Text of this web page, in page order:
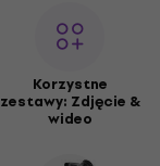
Korzystne
zestawy: Zdjęcie &
wideo